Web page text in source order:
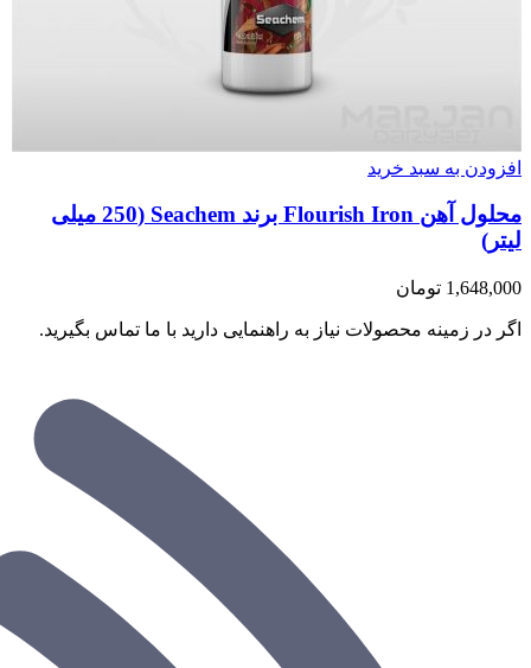
افزودن به سبد خرید
محلول آهن Flourish Iron برند Seachem (250 میلی
لیتر)
1,648,000 تومان
اگر در زمینه محصولات نیاز به راهنمایی دارید با ما تماس بگیرید.